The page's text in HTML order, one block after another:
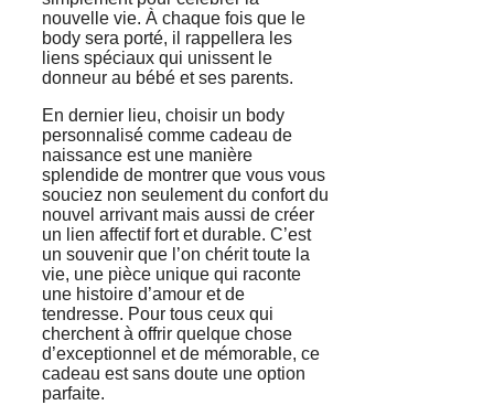
nouvelle vie. À chaque fois que le
body sera porté, il rappellera les
liens spéciaux qui unissent le
donneur au bébé et ses parents.
En dernier lieu, choisir un body
personnalisé comme cadeau de
naissance est une manière
splendide de montrer que vous vous
souciez non seulement du confort du
nouvel arrivant mais aussi de créer
un lien affectif fort et durable. C’est
un souvenir que l’on chérit toute la
vie, une pièce unique qui raconte
une histoire d’amour et de
tendresse. Pour tous ceux qui
cherchent à offrir quelque chose
d’exceptionnel et de mémorable, ce
cadeau est sans doute une option
parfaite.